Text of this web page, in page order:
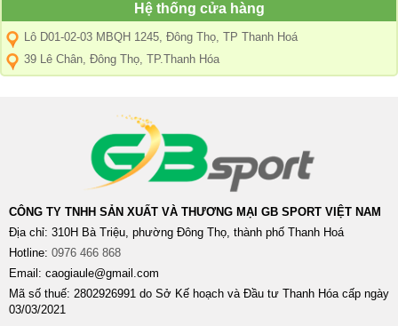
Hệ thống cửa hàng
Lô D01-02-03 MBQH 1245, Đông Thọ, TP Thanh Hoá
39 Lê Chân, Đông Thọ, TP.Thanh Hóa
CÔNG TY TNHH SẢN XUẤT VÀ THƯƠNG MẠI GB SPORT VIỆT NAM
Địa chỉ: 310H Bà Triệu, phường Đông Thọ, thành phố Thanh Hoá
Hotline: 0976 466 868​
Email: caogiaule@gmail.com
Mã số thuế: 2802926991 do Sở Kế hoạch và Đầu tư Thanh Hóa cấp ngày
03/03/2021